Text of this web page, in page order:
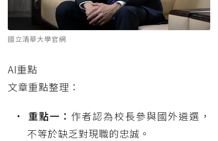
國立清華大學官網
AI重點
文章重點整理：
重點一： 作者認為校長參與國外遴選，
不等於缺乏對現職的忠誠。